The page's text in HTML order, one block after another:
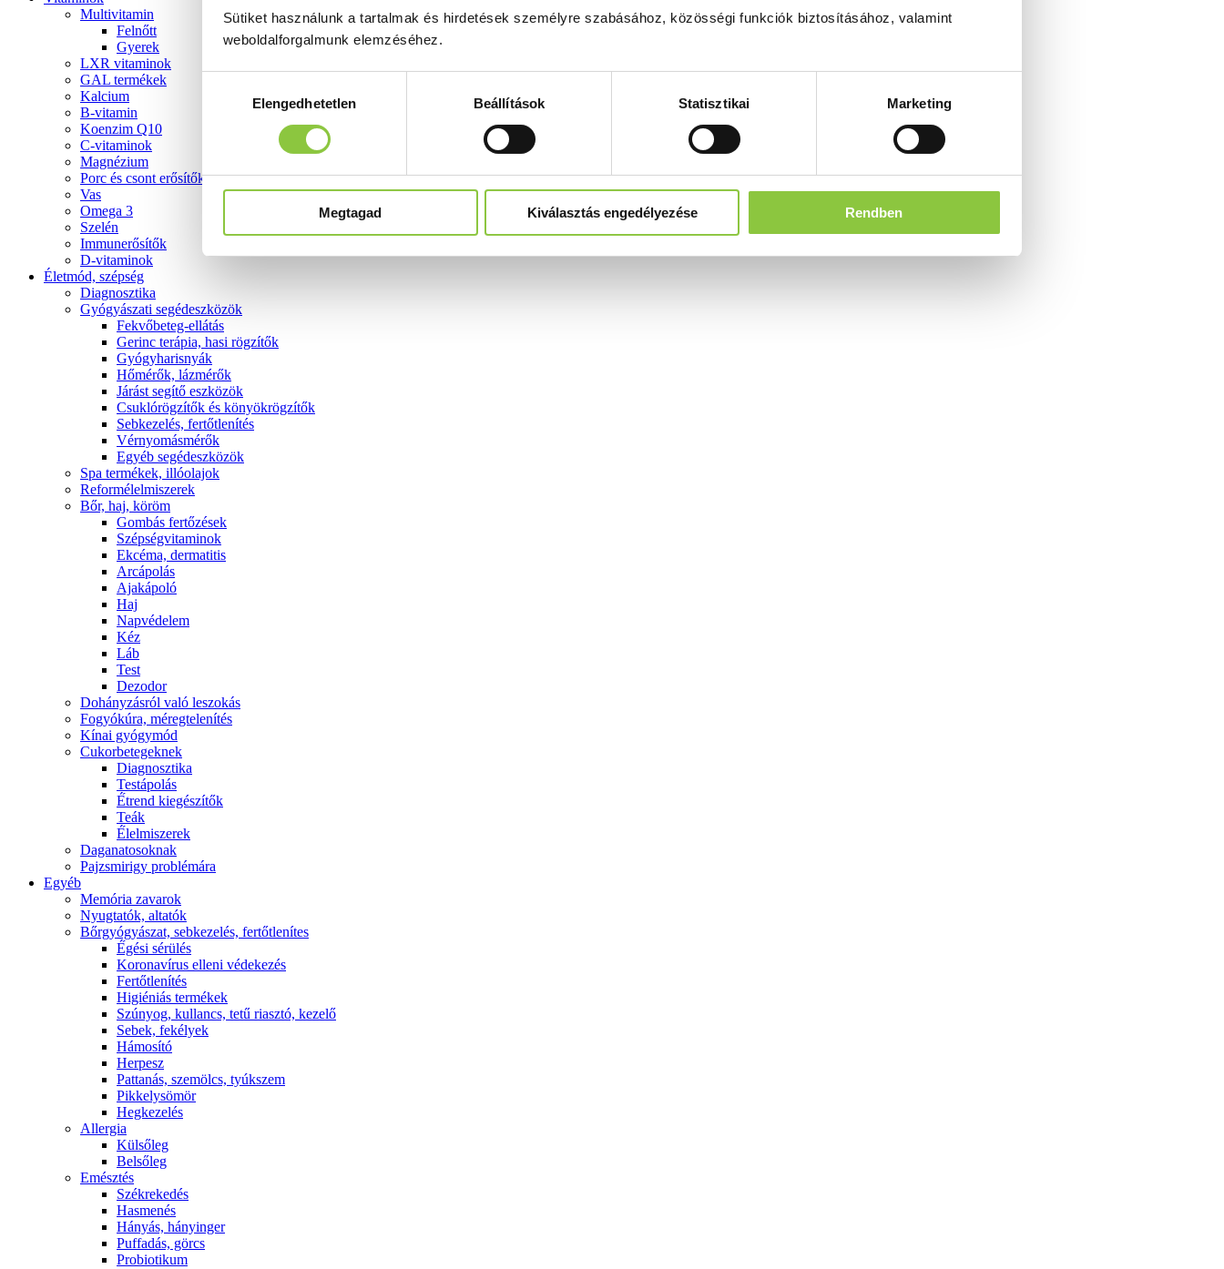
Sütiket használunk a tartalmak és hirdetések személyre szabásához, közösségi funkciók biztosításához, valamint
weboldalforgalmunk elemzéséhez.
kiválasztásaElengedhetetlen Beállítások Statisztikai Marketing
Megtagad Kiválasztás engedélyezése Rendben
Multivitamin
Felnőtt
Gyerek
LXR vitaminok
GAL termékek
Kalcium
B-vitamin
Koenzim Q10
C-vitaminok
Magnézium
Porc és csont erősítők
Vas
Omega 3
Szelén
Immunerősítők
D-vitaminok
Életmód, szépség
Diagnosztika
Gyógyászati segédeszközök
Fekvőbeteg-ellátás
Gerinc terápia, hasi rögzítők
Gyógyharisnyák
Hőmérők, lázmérők
Járást segítő eszközök
Csuklórögzítők és könyökrögzítők
Sebkezelés, fertőtlenítés
Vérnyomásmérők
Egyéb segédeszközök
Spa termékek, illóolajok
Reformélelmiszerek
Bőr, haj, köröm
Gombás fertőzések
Szépségvitaminok
Ekcéma, dermatitis
Arcápolás
Ajakápoló
Haj
Napvédelem
Kéz
Láb
Test
Dezodor
Dohányzásról való leszokás
Fogyókúra, méregtelenítés
Kínai gyógymód
Cukorbetegeknek
Diagnosztika
Testápolás
É́trend kiegészítők
Teák
É́lelmiszerek
Daganatosoknak
Pajzsmirigy problémára
Egyéb
Memória zavarok
Nyugtatók, altatók
Bőrgyógyászat, sebkezelés, fertőtlenítes
É́gési sérülés
Koronavírus elleni védekezés
Fertőtlenítés
Higiéniás termékek
Szúnyog, kullancs, tetű riasztó, kezelő
Sebek, fekélyek
Hámosító
Herpesz
Pattanás, szemölcs, tyúkszem
Pikkelysömör
Hegkezelés
Allergia
Külsőleg
Belsőleg
Emésztés
Székrekedés
Hasmenés
Hányás, hányinger
Puffadás, görcs
Probiotikum